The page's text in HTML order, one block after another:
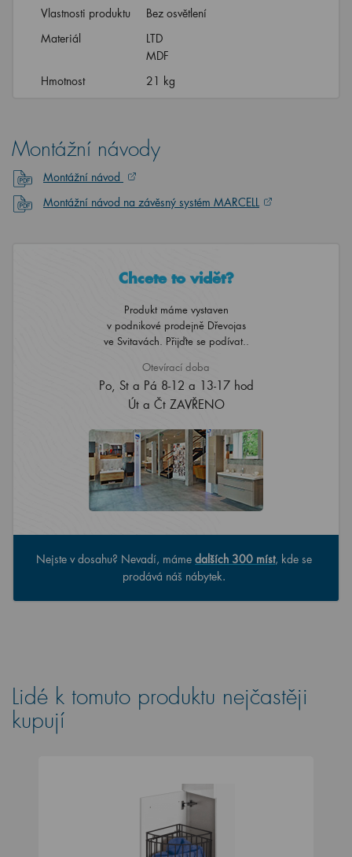
Vlastnosti produktu
Bez osvětlení
Materiál
LTD
MDF
Hmotnost
21 kg
Montážní návody
Montážní návod
Montážní návod na závěsný systém MARCELL
Chcete to vidět?
Produkt máme vystaven
v podnikové prodejně Dřevojas
ve Svitavách. Přijďte se podívat..
Otevírací doba
Po, St a Pá 8-12 a 13-17 hod
Út a Čt ZAVŘENO
Nejste v dosahu? Nevadí, máme dalších 300 míst, kde se
prodává náš nábytek.
Lidé k tomuto produktu nejčastěji
kupují